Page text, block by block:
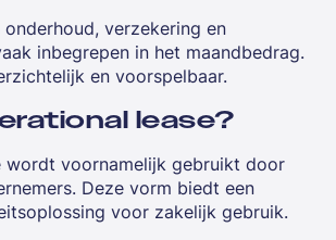
verzekering en
inbegrepen in het maandbedrag.
en voorspelbaar.
lease?
wordt voornamelijk gebruikt door
Deze vorm biedt een
voor zakelijk gebruik.